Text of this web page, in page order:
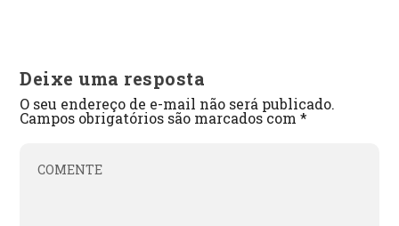
Deixe uma resposta
O seu endereço de e-mail não será publicado.
Campos obrigatórios são marcados com*